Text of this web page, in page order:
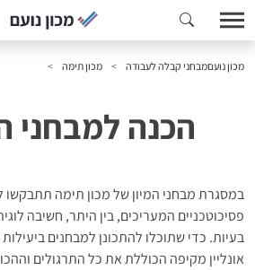
מכון נועםמבחני קבלה לעבודה מכון תימה
הכנה למבחני
במסגרת מבחני המיון של מכון תימה תתבקשו
פסיכוטכניים המעריכים, בין היתר, חשיבה
בעיות. כדי שתוכלו להתכונן למבחנים
אונליין מקיפה הכוללת את כל התרגולים